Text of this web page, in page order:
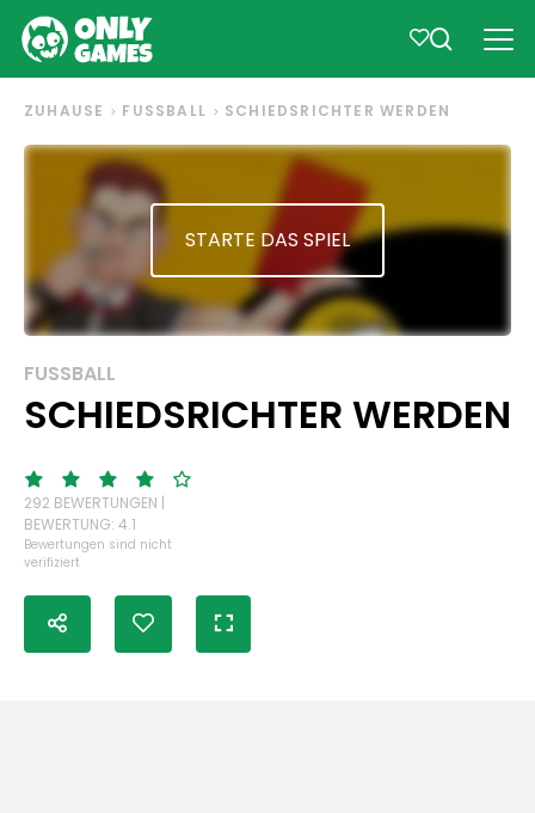
ZUHAUSE FUSSBALL SCHIEDSRICHTER WERDEN
STARTE DAS SPIEL
FUSSBALL
SCHIEDSRICHTER WERDEN
292 BEWERTUNGEN |
BEWERTUNG: 4.1
Bewertungen sind nicht
verifiziert